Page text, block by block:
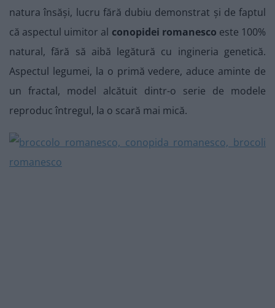
natura însăși, lucru fără dubiu demonstrat și de faptul
că aspectul uimitor al conopidei romanesco este 100%
natural, fără să aibă legătură cu ingineria genetică.
Aspectul legumei, la o primă vedere, aduce aminte de
un fractal, model alcătuit dintr-o serie de modele
reproduc întregul, la o scară mai mică.